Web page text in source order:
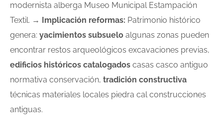
modernista alberga Museo Municipal Estampación
Textil. → Implicación reformas: Patrimonio histórico
genera: yacimientos subsuelo algunas zonas pueden
encontrar restos arqueológicos excavaciones previas,
edificios históricos catalogados casas casco antiguo
normativa conservación, tradición constructiva
técnicas materiales locales piedra cal construcciones
antiguas.